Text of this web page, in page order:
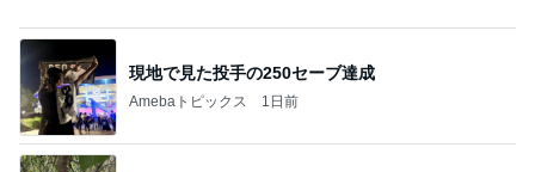
開卡
くいしんぼうCAMのもっとおいしい台湾!!!!